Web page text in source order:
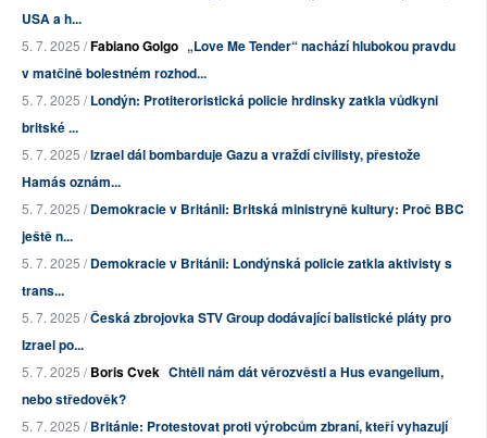
USA a h...
5. 7. 2025 /Fabiano Golgo „Love Me Tender“ nachází hlubokou pravdu
v matčině bolestném rozhod...
5. 7. 2025 /Londýn: Protiteroristická policie hrdinsky zatkla vůdkyni
britské ...
5. 7. 2025 /Izrael dál bombarduje Gazu a vraždí civilisty, přestože
Hamás oznám...
5. 7. 2025 /Demokracie v Británii: Britská ministryně kultury: Proč BBC
ještě n...
5. 7. 2025 /Demokracie v Británii: Londýnská policie zatkla aktivisty s
trans...
5. 7. 2025 /Česká zbrojovka STV Group dodávající balistické pláty pro
Izrael po...
5. 7. 2025 /Boris Cvek Chtěli nám dát věrozvěsti a Hus evangelium,
nebo středověk?
5. 7. 2025 /Británie: Protestovat proti výrobcům zbraní, kteří vyhazují